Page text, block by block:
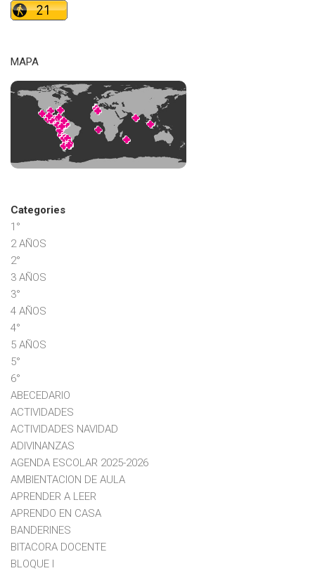
MAPA
Categories
1°
2 AÑOS
2°
3 AÑOS
3°
4 AÑOS
4°
5 AÑOS
5°
6°
ABECEDARIO
ACTIVIDADES
ACTIVIDADES NAVIDAD
ADIVINANZAS
AGENDA ESCOLAR 2025-2026
AMBIENTACION DE AULA
APRENDER A LEER
APRENDO EN CASA
BANDERINES
BITACORA DOCENTE
BLOQUE I